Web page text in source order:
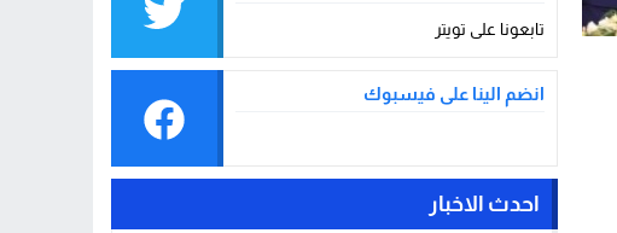
تابعونا على تويتر
انضم الينا على فيسبوك
احدث الاخبار